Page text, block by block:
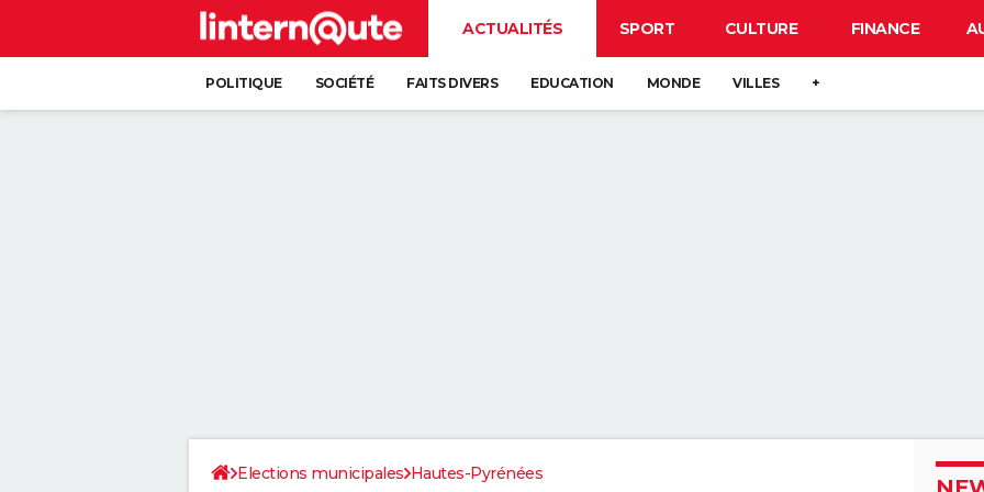
ACTUALITÉS SPORT CULTURE FINANCE
POLITIQUE SOCIÉTÉ FAITS DIVERS EDUCATION MONDE VILLES +
Elections municipales Hautes-Pyrénées